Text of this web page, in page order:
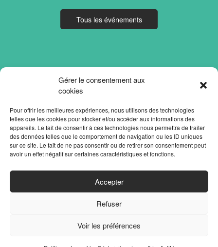
Gérer le consentement aux
cookies
Pour offrir les meilleures expériences, nous utilisons des technologies
telles que les cookies pour stocker et/ou accéder aux informations des
appareils. Le fait de consentir à ces technologies nous permettra de traiter
des données telles que le comportement de navigation ou les ID uniques
sur ce site. Le fait de ne pas consentir ou de retirer son consentement peut
avoir un effet négatif sur certaines caractéristiques et fonctions.
Accepter
Refuser
Voir les préférences
Tous les événements
ACCUEIL
MENTIONS LÉGALES